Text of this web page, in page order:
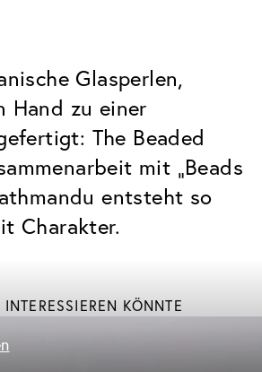
Glasperlen,
Hand zu einer
The Beaded
mit „Beads
entsteht so
Charakter.
KÖNNTE